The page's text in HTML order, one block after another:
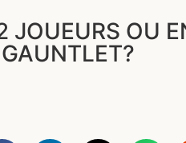
JOUEURS OU